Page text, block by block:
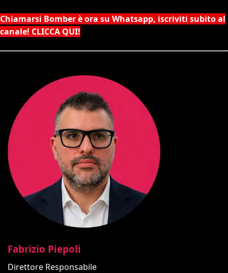
Chiamarsi Bomber è ora su Whatsapp, iscriviti subito al
canale! CLICCA QUI!
Fabrizio Piepoli
Direttore Responsabile